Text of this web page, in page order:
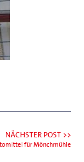
NÄCHSTER POST >>
für Mönchmühle